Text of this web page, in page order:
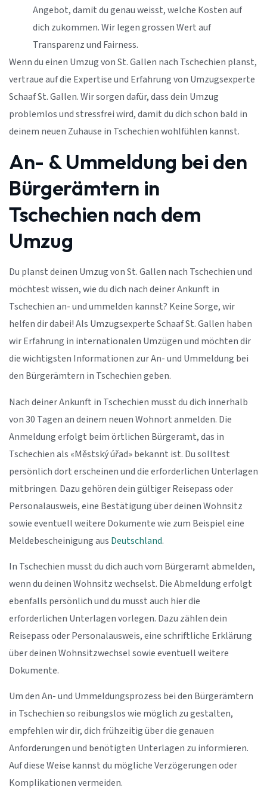
Angebot, damit du genau weisst, welche Kosten auf
dich zukommen. Wir legen grossen Wert auf
Transparenz und Fairness.
Wenn du einen Umzug von St. Gallen nach Tschechien planst,
vertraue auf die Expertise und Erfahrung von Umzugsexperte
Schaaf St. Gallen. Wir sorgen dafür, dass dein Umzug
problemlos und stressfrei wird, damit du dich schon bald in
deinem neuen Zuhause in Tschechien wohlfühlen kannst.
An- & Ummeldung bei den
Bürgerämtern in
Tschechien nach dem
Umzug
Du planst deinen Umzug von St. Gallen nach Tschechien und
möchtest wissen, wie du dich nach deiner Ankunft in
Tschechien an- und ummelden kannst? Keine Sorge, wir
helfen dir dabei! Als Umzugsexperte Schaaf St. Gallen haben
wir Erfahrung in internationalen Umzügen und möchten dir
die wichtigsten Informationen zur An- und Ummeldung bei
den Bürgerämtern in Tschechien geben.
Nach deiner Ankunft in Tschechien musst du dich innerhalb
von 30 Tagen an deinem neuen Wohnort anmelden. Die
Anmeldung erfolgt beim örtlichen Bürgeramt, das in
Tschechien als «Městský úřad» bekannt ist. Du solltest
persönlich dort erscheinen und die erforderlichen Unterlagen
mitbringen. Dazu gehören dein gültiger Reisepass oder
Personalausweis, eine Bestätigung über deinen Wohnsitz
sowie eventuell weitere Dokumente wie zum Beispiel eine
Meldebescheinigung aus Deutschland.
In Tschechien musst du dich auch vom Bürgeramt abmelden,
wenn du deinen Wohnsitz wechselst. Die Abmeldung erfolgt
ebenfalls persönlich und du musst auch hier die
erforderlichen Unterlagen vorlegen. Dazu zählen dein
Reisepass oder Personalausweis, eine schriftliche Erklärung
über deinen Wohnsitzwechsel sowie eventuell weitere
Dokumente.
Um den An- und Ummeldungsprozess bei den Bürgerämtern
in Tschechien so reibungslos wie möglich zu gestalten,
empfehlen wir dir, dich frühzeitig über die genauen
Anforderungen und benötigten Unterlagen zu informieren.
Auf diese Weise kannst du mögliche Verzögerungen oder
Komplikationen vermeiden.